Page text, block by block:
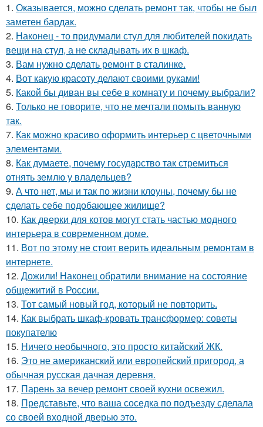
1. Оказывается, можно сделать ремонт так, чтобы не был
заметен бардак.
2. Наконец - то придумали стул для любителей покидать
вещи на стул, а не складывать их в шкаф.
3. Вам нужно сделать ремонт в сталинке.
4. Вот какую красоту делают своими руками!
5. Какой бы диван вы себе в комнату и почему выбрали?
6. Только не говорите, что не мечтали помыть ванную
так.
7. Как можно красиво оформить интерьер с цветочными
элементами.
8. Как думаете, почему государство так стремиться
отнять землю у владельцев?
9. А что нет, мы и так по жизни клоуны, почему бы не
сделать себе подобающее жилище?
10. Как дверки для котов могут стать частью модного
интерьера в современном доме.
11. Вот по этому не стоит верить идеальным ремонтам в
интернете.
12. Дожили! Наконец обратили внимание на состояние
общежитий в России.
13. Тот самый новый год, который не повторить.
14. Как выбрать шкаф-кровать трансформер: советы
покупателю
15. Ничего необычного, это просто китайский ЖК.
16. Это не американский или европейский пригород, а
обычная русская дачная деревня.
17. Парень за вечер ремонт своей кухни освежил.
18. Представьте, что ваша соседка по подъезду сделала
со своей входной дверью это.